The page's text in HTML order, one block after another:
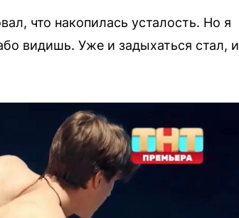
что накопилась усталость. Но я
видишь. Уже и задыхаться стал, и